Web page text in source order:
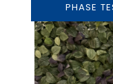
En savoir
PHASE